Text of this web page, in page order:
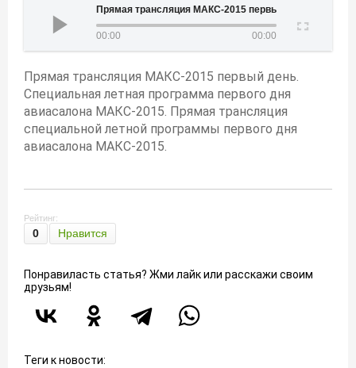
Прямая трансляция МАКС-2015 первый день
00:00 00:00
Прямая трансляция МАКС-2015 первый день.
Специальная летная программа первого дня
авиасалона МАКС-2015. Прямая трансляция
специальной летной программы первого дня
авиасалона МАКС-2015.
Рейтинг:
0 Нравится
Понравиласть статья? Жми лайк или расскажи своим
друзьям!
Теги к новости: